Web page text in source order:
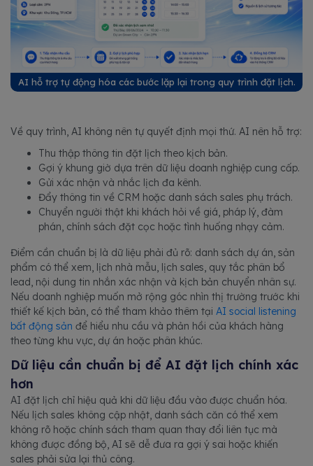
AI hỗ trợ tự động hóa các bước lặp lại trong quy trình đặt lịch.
Về quy trình, AI không nên tự quyết định mọi thứ. AI nên hỗ trợ:
Thu thập thông tin đặt lịch theo kịch bản.
Gợi ý khung giờ dựa trên dữ liệu doanh nghiệp cung cấp.
Gửi xác nhận và nhắc lịch đa kênh.
Đẩy thông tin về CRM hoặc danh sách sales phụ trách.
Chuyển người thật khi khách hỏi về giá, pháp lý, đàm
phán, chính sách đặt cọc hoặc tình huống nhạy cảm.
Điểm cần chuẩn bị là dữ liệu phải đủ rõ: danh sách dự án, sản
phẩm có thể xem, lịch nhà mẫu, lịch sales, quy tắc phân bổ
lead, nội dung tin nhắn xác nhận và kịch bản chuyển nhân sự.
Nếu doanh nghiệp muốn mở rộng góc nhìn thị trường trước khi
thiết kế kịch bản, có thể tham khảo thêm tại AI social listening
bất động sản để hiểu nhu cầu và phản hồi của khách hàng
theo từng khu vực, dự án hoặc phân khúc.
Dữ liệu cần chuẩn bị để AI đặt lịch chính xác
hơn
AI đặt lịch chỉ hiệu quả khi dữ liệu đầu vào được chuẩn hóa.
Nếu lịch sales không cập nhật, danh sách căn có thể xem
không rõ hoặc chính sách tham quan thay đổi liên tục mà
không được đồng bộ, AI sẽ dễ đưa ra gợi ý sai hoặc khiến
sales phải sửa lại thủ công.